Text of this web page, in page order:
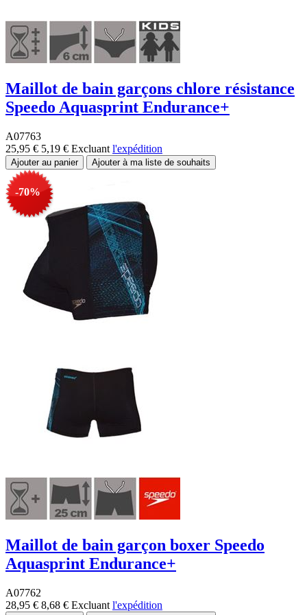
Maillot de bain garçons chlore résistance
Speedo Aquasprint Endurance+
A07763
25,95 € 5,19 € Excluant l'expédition
-70%
Maillot de bain garçon boxer Speedo
Aquasprint Endurance+
A07762
28,95 € 8,68 € Excluant l'expédition